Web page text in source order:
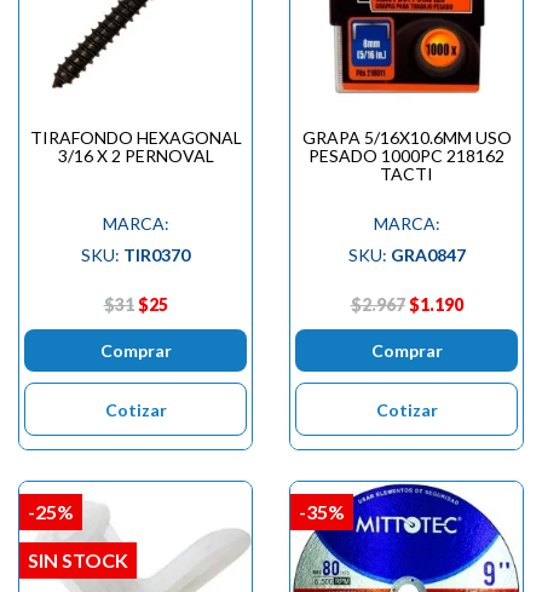
TIRAFONDO HEXAGONAL
3/16 X 2 PERNOVAL
MARCA:
SKU: TIR0370
$31 $25
Comprar
Cotizar
GRAPA 5/16X10.6MM USO
PESADO 1000PC 218162
TACTI
MARCA:
SKU: GRA0847
$2.967 $1.190
Comprar
Cotizar
-25%
SIN STOCK
-35%